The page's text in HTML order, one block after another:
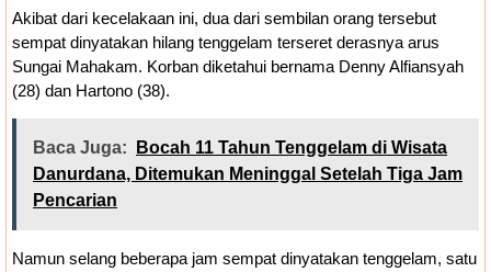
Akibat dari kecelakaan ini, dua dari sembilan orang tersebut
sempat dinyatakan hilang tenggelam terseret derasnya arus
Sungai Mahakam. Korban diketahui bernama Denny Alfiansyah
(28) dan Hartono (38).
Baca Juga:
Bocah 11 Tahun Tenggelam di Wisata
Danurdana, Ditemukan Meninggal Setelah Tiga Jam
Pencarian
Namun selang beberapa jam sempat dinyatakan tenggelam, satu